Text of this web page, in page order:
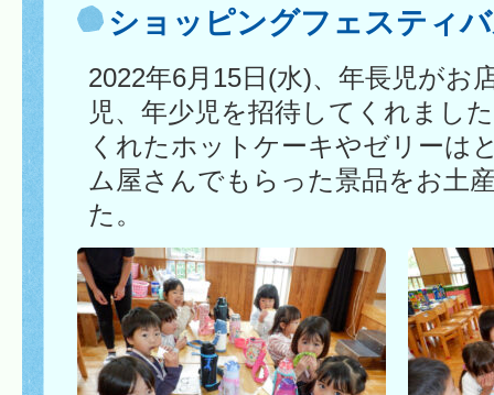
ショッピングフェスティ
2022年6月15日(水)、年長児がお
児、年少児を招待してくれまし
くれたホットケーキやゼリーは
ム屋さんでもらった景品をお土
た。